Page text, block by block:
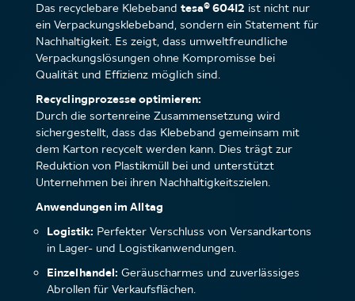
Das recyclebare Klebeband tesa® 60412 ist nicht nur
ein Verpackungsklebeband, sondern ein Statement für
Nachhaltigkeit. Es zeigt, dass umweltfreundliche
Verpackungslösungen ohne Kompromisse bei
Qualität und Effizienz möglich sind.
Recyclingprozesse optimieren:
Durch die sortenreine Zusammensetzung wird
sichergestellt, dass das Klebeband gemeinsam mit
dem Karton recycelt werden kann. Dies trägt zur
Reduktion von Plastikmüll bei und unterstützt
Unternehmen bei ihren Nachhaltigkeitszielen.
Anwendungen im Alltag
Logistik: Perfekter Verschluss von Versandkartons
in Lager- und Logistikanwendungen.
Einzelhandel: Geräuscharmes und zuverlässiges
Abrollen für Verkaufsflächen.